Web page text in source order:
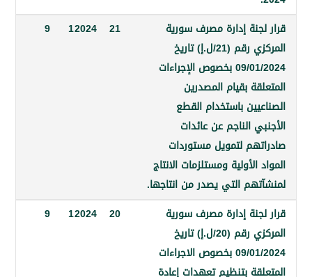
إدارة مصرف سورية
المركزي رقم (21/ل.إ) تاريخ
09/01/2024 بخصوص الإجراءات
بقيام المصدرين
باستخدام القطع
الناجم عن عائدات
لتمويل مستوردات
ومستلزمات الانتاج
التي يصدر من انتاجها.
21
إدارة مصرف سورية
المركزي رقم (20/ل.إ) تاريخ
09/01/2024 بخصوص الاجراءات
بتنظيم تعهدات إعادة
20